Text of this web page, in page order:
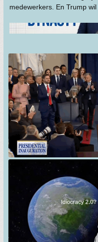
medewerkers. En Trump